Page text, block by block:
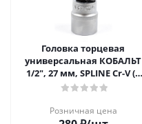
Головка торцевая
универсальная КОБАЛЬТ
1/2", 27 мм, SPLINE Cr-V (1
шт.) подвес
Розничная цена